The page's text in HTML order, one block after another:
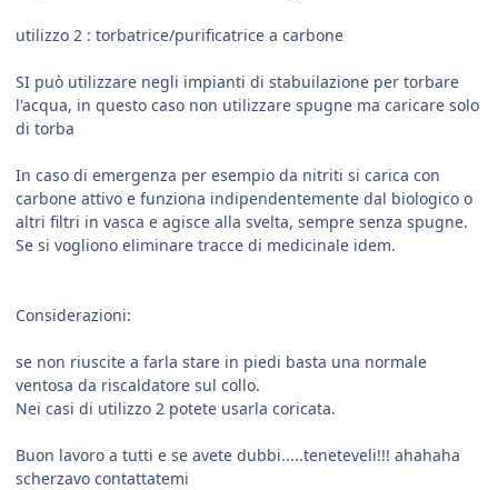
utilizzo 2 : torbatrice/purificatrice a carbone
SI può utilizzare negli impianti di stabuilazione per torbare
l'acqua, in questo caso non utilizzare spugne ma caricare solo
di torba
In caso di emergenza per esempio da nitriti si carica con
carbone attivo e funziona indipendentemente dal biologico o
altri filtri in vasca e agisce alla svelta, sempre senza spugne.
Se si vogliono eliminare tracce di medicinale idem.
Considerazioni:
se non riuscite a farla stare in piedi basta una normale
ventosa da riscaldatore sul collo.
Nei casi di utilizzo 2 potete usarla coricata.
Buon lavoro a tutti e se avete dubbi.....teneteveli!!! ahahaha
scherzavo contattatemi